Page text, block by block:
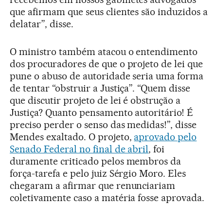
que afirmam que seus clientes são induzidos a
delatar”, disse.
O ministro também atacou o entendimento
dos procuradores de que o projeto de lei que
pune o abuso de autoridade seria uma forma
de tentar “obstruir a Justiça”. “Quem disse
que discutir projeto de lei é obstrução a
Justiça? Quanto pensamento autoritário! É
preciso perder o senso das medidas!”, disse
Mendes exaltado. O projeto, aprovado pelo
Senado Federal no final de abril, foi
duramente criticado pelos membros da
força-tarefa e pelo juiz Sérgio Moro. Eles
chegaram a afirmar que renunciariam
coletivamente caso a matéria fosse aprovada.